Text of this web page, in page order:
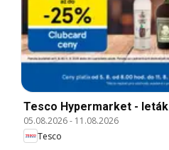
Tesco Hypermarket - leták
05.08.2026- 11.08.2026
Tesco